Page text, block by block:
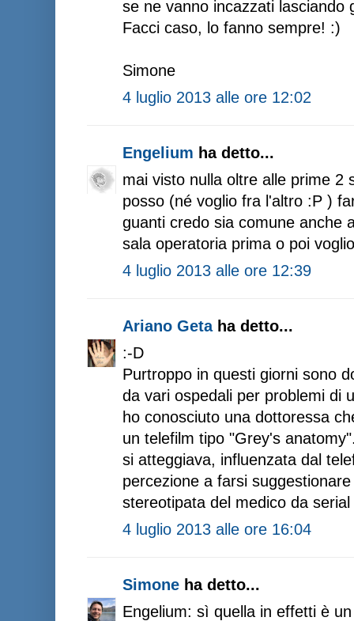
se ne vanno incazzati lasciando
Facci caso, lo fanno sempre! :)
Simone
4 luglio 2013 alle ore 12:02
Engelium ha detto...
mai visto nulla oltre alle prime 2
posso (né voglio fra l'altro :P )
guanti credo sia comune anche
sala operatoria prima o poi
4 luglio 2013 alle ore 12:39
Ariano Getaha detto...
:-D
Purtroppo in questi giorni sono
da vari ospedali per problemi di
ho conosciuto una dottoressa
un telefilm tipo "Grey's
si atteggiava, influenzata dal
percezione a farsi
stereotipata del medico da serial
4 luglio 2013 alle ore 16:04
Simone ha detto...
Engelium: sì quella in effetti è